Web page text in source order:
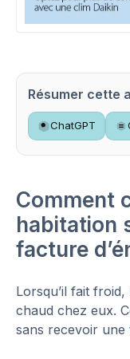
Résumer cette
ChatGPT
Comment
habitation
facture
Lorsqu’il fait
chaud chez eux.
sans recevoir une